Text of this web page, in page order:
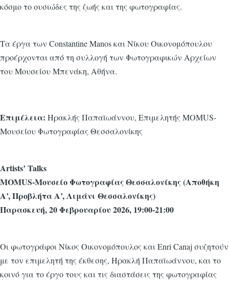
κόσμο το ουσιώδες της ζωής και της φωτογραφίας.
Τα έργα των Constantine Manos και Νίκου Οικονομόπουλου
προέρχονται από τη συλλογή των Φωτογραφικών Αρχείων
του Μουσείου Μπενάκη, Αθήνα.
Επιμέλεια: Ηρακλής Παπαϊωάννου, Επιμελητής MOMUS-
Μουσείου Φωτογραφίας Θεσσαλονίκης
Artists’ Talks
MOMUS-Μουσείο Φωτογραφίας Θεσσαλονίκης (Αποθήκη
Α’, Προβλήτα Α’, Λιμάνι Θεσσαλονίκης)
Παρασκευή, 20 Φεβρουαρίου 2026, 19:00-21:00
Οι φωτογράφοι Νίκος Οικονομόπουλος και Enri Canaj συζητούν
με τον επιμελητή της έκθεσης, Ηρακλή Παπαϊωάννου, και το
κοινό για το έργο τους και τις διαστάσεις της φωτογραφίας